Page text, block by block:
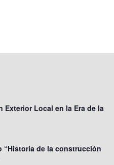
Exterior Local en la Era de la
“Historia de la construcción